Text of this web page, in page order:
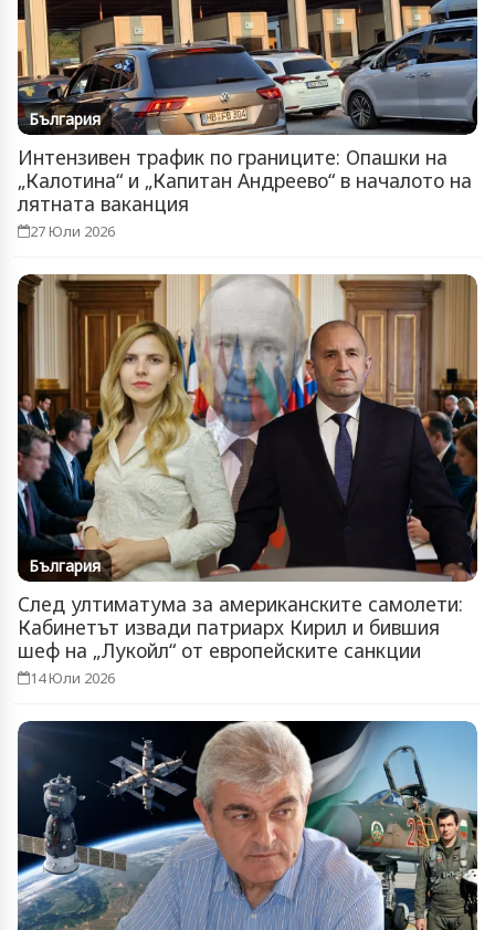
България
Интензивен трафик по границите: Опашки на
„Калотина“ и „Капитан Андреево“ в началото на
лятната ваканция
27 Юли 2026
България
След ултиматума за американските самолети:
Кабинетът извади патриарх Кирил и бившия
шеф на „Лукойл“ от европейските санкции
14 Юли 2026